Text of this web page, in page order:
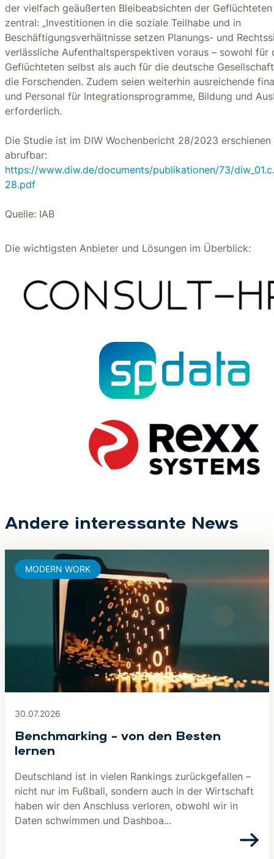
der vielfach geäußerten Bleibeabsichten der
zentral: „Investitionen in die soziale Teilhabe und in
Beschäftigungsverhältnisse setzen Planungs- und
verlässliche Aufenthaltsperspektiven voraus – sowohl für
Geflüchteten selbst als auch für die deutsche
die Forschenden. Zudem seien weiterhin ausreichende
und Personal für Integrationsprogramme, Bildung und
erforderlich.
Die Studie ist im DIW Wochenbericht 28/2023 erschienen
abrufbar:
https://www.diw.de/documents/publikationen/73/
28.pdf
Quelle: IAB
Die wichtigsten Anbieter und Lösungen im Überblick:
Andere interessante News
30.07.2026
Benchmarking – von den Besten
lernen
Deutschland ist in vielen Rankings zurückgefallen –
nicht nur im Fußball, sondern auch in der Wirtschaft
haben wir den Anschluss verloren, obwohl wir in
Daten schwimmen und Dashboa...
MODERN WORK